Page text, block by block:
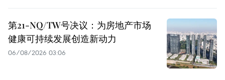
第21-NQ/TW号决议：为房地产市场
健康可持续发展创造新动力
06/08/2026 03:06